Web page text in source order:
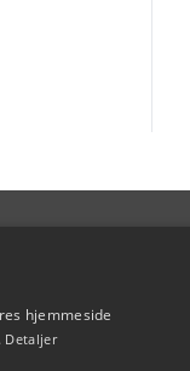
hjemmeside
Detaljer